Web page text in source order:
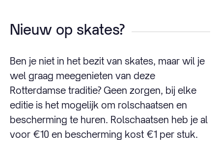
Nieuw op skates?
Ben je niet in het bezit van skates, maar wil je
wel graag meegenieten van deze
Rotterdamse traditie? Geen zorgen, bij elke
editie is het mogelijk om rolschaatsen en
bescherming te huren. Rolschaatsen heb je al
voor €10 en bescherming kost €1 per stuk.